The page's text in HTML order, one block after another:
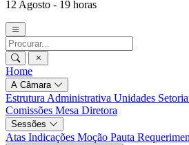
12 Agosto - 19 horas
Home
A Câmara
Estrutura Administrativa Unidades
Comissões Mesa Diretora
Sessões
Atas Indicações Moção Pauta